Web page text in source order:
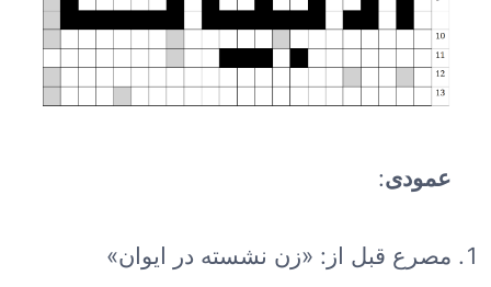
عمودی:
مصرع قبل از: «زن نشسته در ایوان»